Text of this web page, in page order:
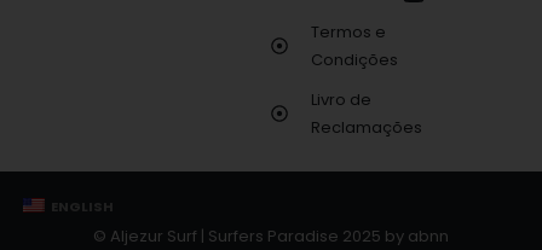
Termos e
Condições
Livro de
Reclamações
© Aljezur Surf | Surfers Paradise 2025 by abnn
ENGLISH